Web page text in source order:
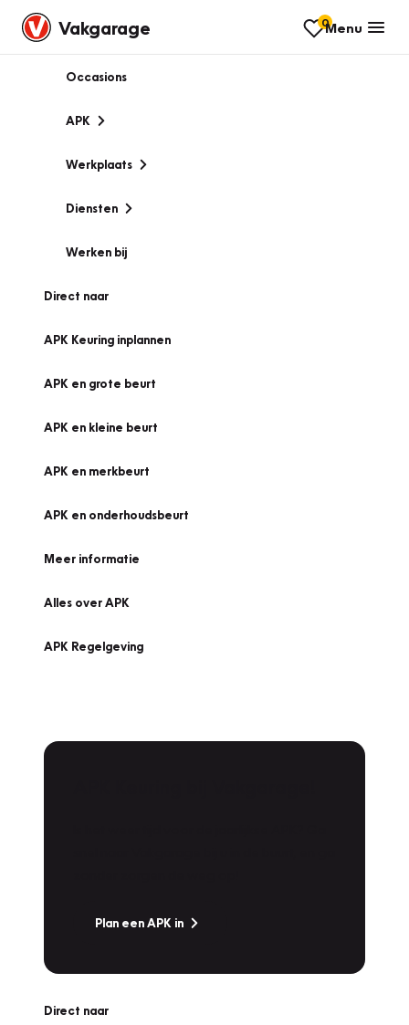
Vakgarage 0Menu
Occasions
APK
Werkplaats
Diensten
Werken bij
Direct naar
APK Keuring inplannen
APK en grote beurt
APK en kleine beurt
APK en merkbeurt
APK en onderhoudsbeurt
Meer informatie
Alles over APK
APK Regelgeving
Plan een APK in
Direct naar